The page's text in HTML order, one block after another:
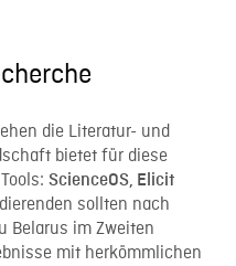
die Literatur- und
bietet für diese
ScienceOS, Elicit
sollten nach
Belarus im Zweiten
mit herkömmlichen